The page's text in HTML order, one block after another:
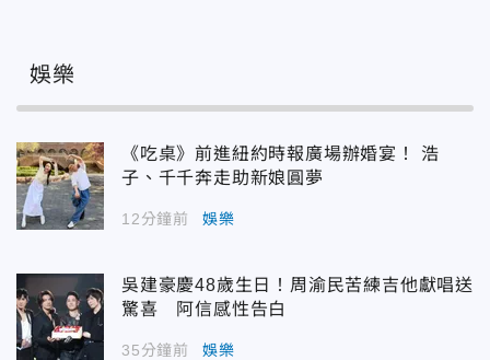
娛樂
《吃桌》前進紐約時報廣場辦婚宴！ 浩
子、千千奔走助新娘圓夢
12分鐘前 娛樂
吳建豪慶48歲生日！周渝民苦練吉他獻唱送
驚喜 阿信感性告白
35分鐘前 娛樂